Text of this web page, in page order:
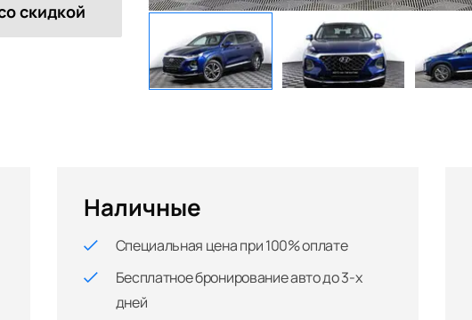
скидкой
Наличные
Специальная цена при 100% оплате
Бесплатное бронирование авто до 3-х
дней